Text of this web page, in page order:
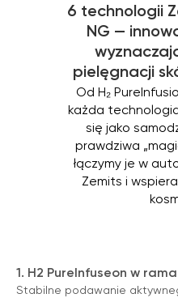
6 technologii
NG —
pielęgnacji
Od H₂
każda
się jako
prawdziwa
łączymy je w
Zemits i
1. H2 PureInfuseon w
Stabilne podawanie